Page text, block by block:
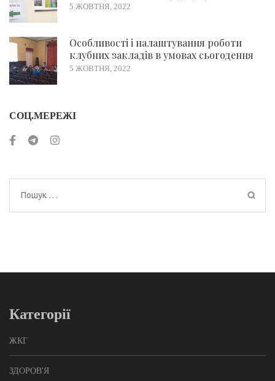
5 ЖОВТНЯ, 2022
Особливості і налаштування роботи
клубних закладів в умовах сьогодення
5 ЖОВТНЯ, 2022
СОЦ.МЕРЕЖІ
Пошук:
Категорії
ЖКГ
ЗДОРОВ'Я